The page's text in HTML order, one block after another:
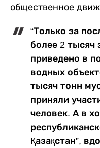
общественное
“Только за
более 2 тысяч
приведено в
водных
тысяч тонн
приняли
человек. А в
Қазақстан”,